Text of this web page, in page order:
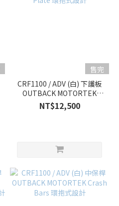
售完
CRF1100 / ADV (白) 下護板
OUTBACK MOTORTEK
Skid Plate 環抱式設計
NT$12,500